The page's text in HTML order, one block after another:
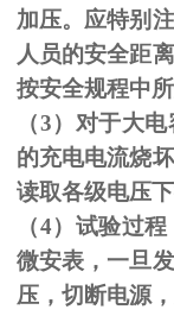
加压。应特别
人员的安全距
按安全规程中
（3）对于大
的充电电流烧
读取各级电压
（4）试验过程
微安表，一旦
压，切断电源